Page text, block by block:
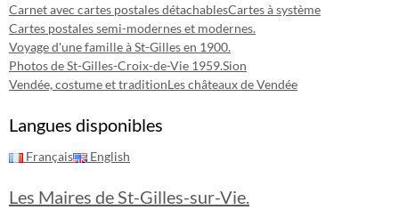
Carnet avec cartes postales détachablesCartes à système
Cartes postales semi-modernes et modernes.
Voyage d'une famille à St-Gilles en 1900.
Photos de St-Gilles-Croix-de-Vie 1959.Sion
Vendée, costume et traditionLes châteaux de Vendée
Langues disponibles
Français English
Les Maires de St-Gilles-sur-Vie.